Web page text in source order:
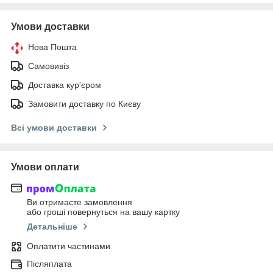
Умови доставки
Нова Пошта
Самовивіз
Доставка кур'єром
Замовити доставку по Києву
Всі умови доставки
Умови оплати
Ви отримаєте замовлення
або гроші повернуться на вашу картку
Детальніше
Оплатити частинами
Післяплата